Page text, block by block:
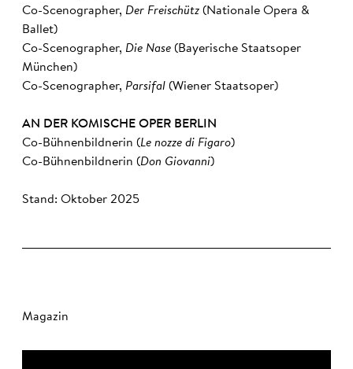
Co-Scenographer, Der Freischütz (Nationale Opera &
Ballet)
Co-Scenographer, Die Nase (Bayerische Staatsoper
München)
Co-Scenographer, Parsifal (Wiener Staatsoper)
AN DER KOMISCHE OPER BERLIN
Co-Bühnenbildnerin (Le nozze di Figaro)
Co-Bühnenbildnerin (Don Giovanni)
Stand: Oktober 2025
Magazin